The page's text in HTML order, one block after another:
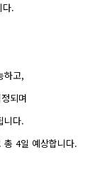
다.
하고,
되며
니다.
총 4일 예상합니다.